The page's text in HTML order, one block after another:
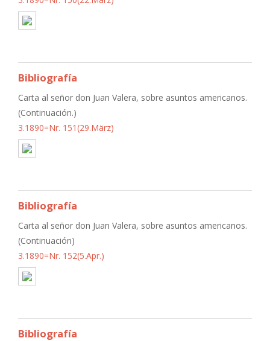
Bibliografía
Carta al señor don Juan Valera, sobre asuntos americanos.
(Continuación.)
3.1890=Nr. 151(29.März)
Bibliografía
Carta al señor don Juan Valera, sobre asuntos americanos.
(Continuación)
3.1890=Nr. 152(5.Apr.)
Bibliografía